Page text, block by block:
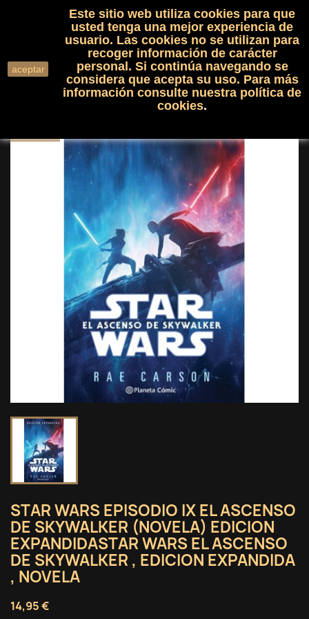
shopping_cart(0)

search
STAR WARS EPISODIO IX EL ASCENSO
DE SKYWALKER (NOVELA) EDICION
EXPANDIDASTAR WARS EL ASCENSO
DE SKYWALKER , EDICION EXPANDIDA
, NOVELA
14,95 €
aceptar
Este sitio web utiliza cookies para que
usted tenga una mejor experiencia de
usuario. Las cookies no se utilizan para
recoger información de carácter
personal. Si continúa navegando se
considera que acepta su uso. Para más
información consulte nuestra política de
cookies.